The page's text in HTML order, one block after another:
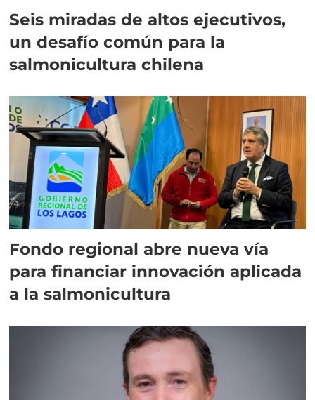
Seis miradas de altos ejecutivos,
un desafío común para la
salmonicultura chilena
Fondo regional abre nueva vía
para financiar innovación aplicada
a la salmonicultura